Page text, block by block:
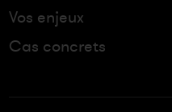
Vos enjeux
Cas concrets